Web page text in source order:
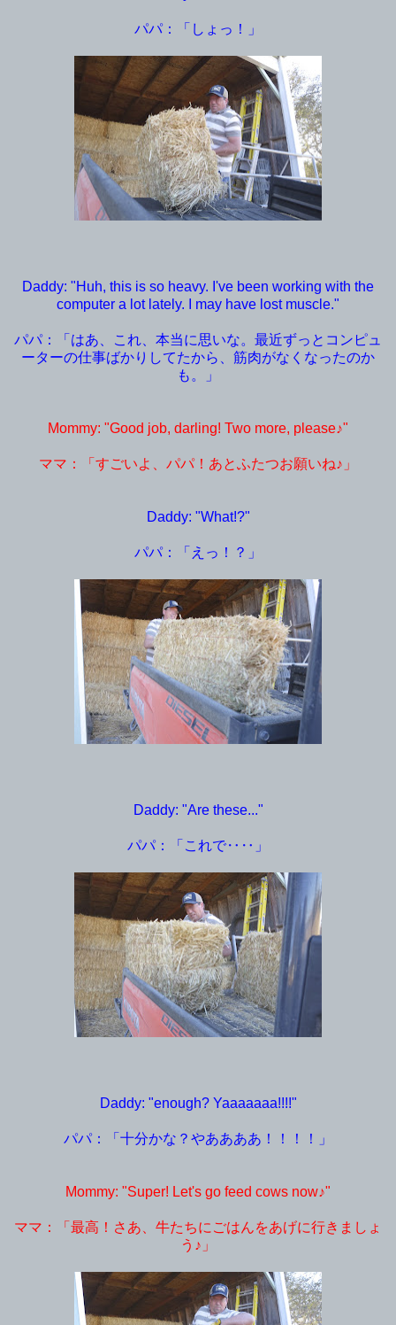
パパ：「しょっ！」
Daddy: "Huh, this is so heavy. I've been working with the
computer a lot lately. I may have lost muscle."
パパ：「はあ、これ、本当に思いな。最近ずっとコンピュ
ーターの仕事ばかりしてたから、筋肉がなくなったのか
も。」
Mommy: "Good job, darling! Two more, please♪"
ママ：「すごいよ、パパ！あとふたつお願いね♪」
Daddy: "What!?"
パパ：「えっ！？」
Daddy: "Are these..."
パパ：「これで‥‥」
Daddy: "enough? Yaaaaaaa!!!!"
パパ：「十分かな？やああああ！！！！」
Mommy: "Super! Let's go feed cows now♪"
ママ：「最高！さあ、牛たちにごはんをあげに行きましょ
う♪」